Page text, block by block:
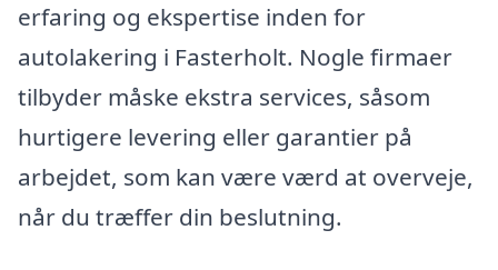
erfaring og ekspertise inden for
autolakering i Fasterholt. Nogle firmaer
tilbyder måske ekstra services, såsom
hurtigere levering eller garantier på
arbejdet, som kan være værd at overveje,
når du træffer din beslutning.